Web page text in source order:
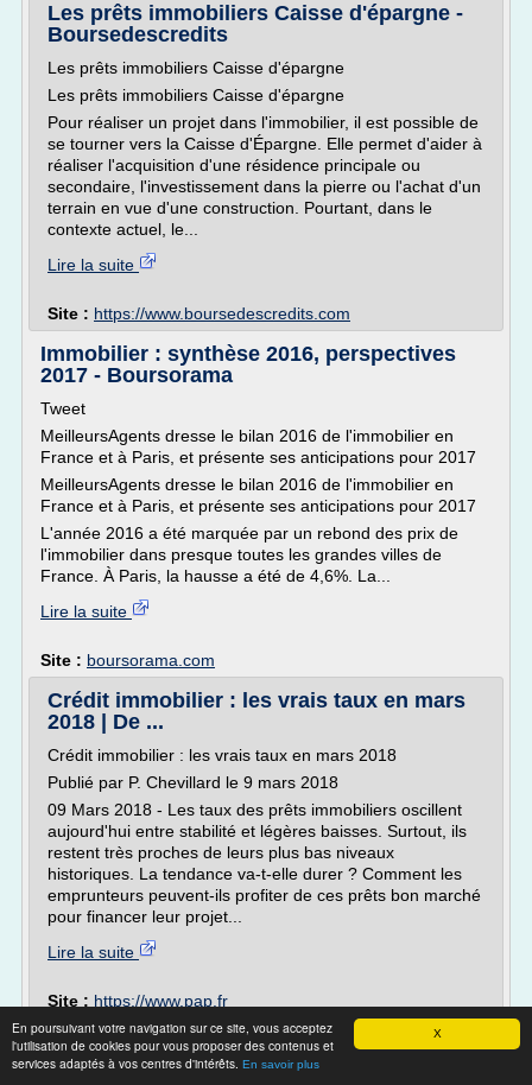
X
En poursuivant votre navigation sur ce site, vous acceptez
l'utilisation de cookies pour vous proposer des contenus et
services adaptés à vos centres d'intérêts. En savoir plus
Les prêts immobiliers Caisse d'épargne -
Boursedescredits
Les prêts immobiliers Caisse d'épargne
Les prêts immobiliers Caisse d'épargne
Pour réaliser un projet dans l'immobilier, il est possible de
se tourner vers la Caisse d'Épargne. Elle permet d'aider à
réaliser l'acquisition d'une résidence principale ou
secondaire, l'investissement dans la pierre ou l'achat d'un
terrain en vue d'une construction. Pourtant, dans le
contexte actuel, le...
Lire la suite
Site : https://www.boursedescredits.com
Immobilier : synthèse 2016, perspectives
2017 - Boursorama
Tweet
MeilleursAgents dresse le bilan 2016 de l'immobilier en
France et à Paris, et présente ses anticipations pour 2017
MeilleursAgents dresse le bilan 2016 de l'immobilier en
France et à Paris, et présente ses anticipations pour 2017
L'année 2016 a été marquée par un rebond des prix de
l'immobilier dans presque toutes les grandes villes de
France. À Paris, la hausse a été de 4,6%. La...
Lire la suite
Site : boursorama.com
Crédit immobilier : les vrais taux en mars
2018 | De ...
Crédit immobilier : les vrais taux en mars 2018
Publié par P. Chevillard le 9 mars 2018
09 Mars 2018 - Les taux des prêts immobiliers oscillent
aujourd'hui entre stabilité et légères baisses. Surtout, ils
restent très proches de leurs plus bas niveaux
historiques. La tendance va-t-elle durer ? Comment les
emprunteurs peuvent-ils profiter de ces prêts bon marché
pour financer leur projet...
Lire la suite
Site : https://www.pap.fr
PATIO MARGOT | Appartement Neuf
RENNES-CHANTEPIE